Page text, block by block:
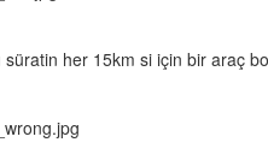
her 15km si için bir araç